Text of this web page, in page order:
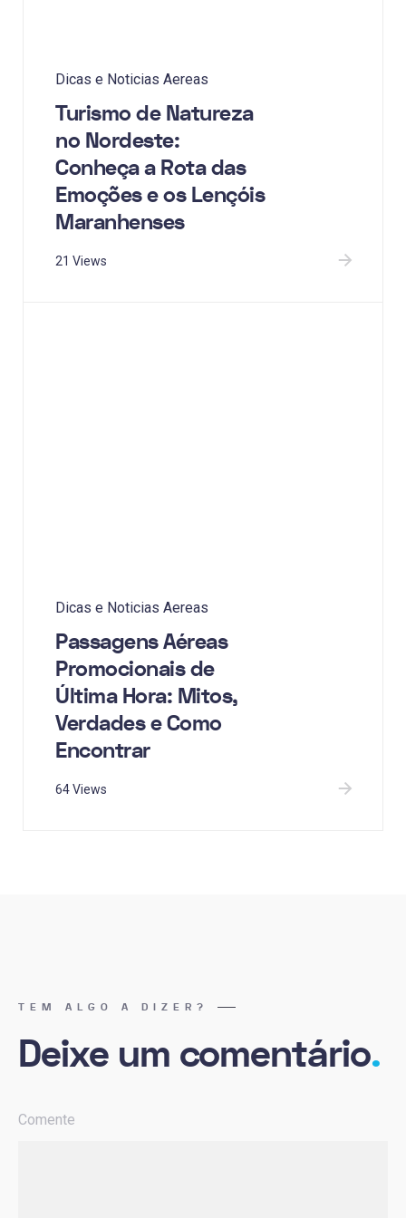
Dicas e Noticias Aereas
Turismo de Natureza
no Nordeste:
Conheça a Rota das
Emoções e os Lençóis
Maranhenses
21 Views
Dicas e Noticias Aereas
Passagens Aéreas
Promocionais de
Última Hora: Mitos,
Verdades e Como
Encontrar
64 Views
TEM ALGO A DIZER?
Deixe um comentário.
Comente